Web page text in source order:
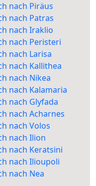
nach Piräus
nach Patras
nach Iraklio
nach Peristeri
nach Larisa
nach Kallithea
nach Nikea
nach Kalamaria
nach Glyfada
nach Acharnes
nach Volos
nach Ilion
nach Keratsini
nach Ilioupoli
nach Nea